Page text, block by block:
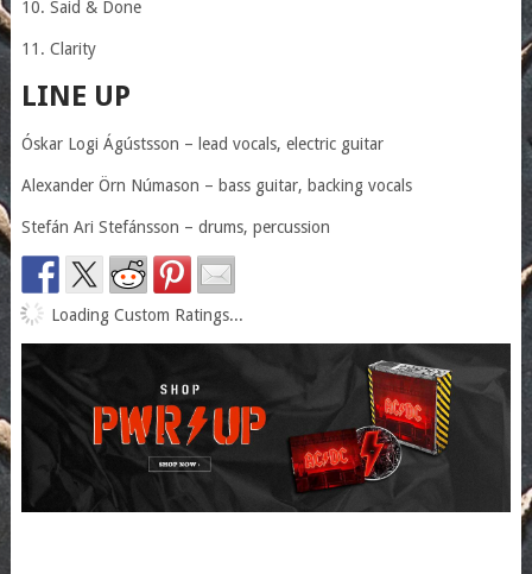
10. Said & Done
11. Clarity
LINE UP
Óskar Logi Ágústsson – lead vocals, electric guitar
Alexander Örn Númason – bass guitar, backing vocals
Stefán Ari Stefánsson – drums, percussion
Loading Custom Ratings...